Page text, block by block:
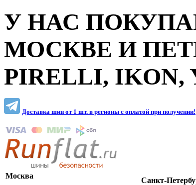
У НАС
МОСКВЕ И
PIRELLI, IKON,
Доставка шин от 1 шт. в регионы c оплатой при получении!
Москва
Санкт-